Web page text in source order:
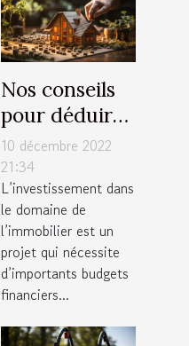
Nos conseils
pour déduire
facilement
votre capacité
d’emprunt
immobilier
10 décembre 2022
21:34
L’investissement dans
le domaine de
l’immobilier est un
projet qui nécessite
d’importants budgets
financiers...